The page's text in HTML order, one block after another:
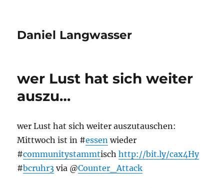
Daniel Langwasser
wer Lust hat sich weiter
auszu…
wer Lust hat sich weiter auszutauschen:
Mittwoch ist in #essen wieder
#communitystammtischhttp://bit.ly/cax4Hy
#bcruhr3 via @Counter_Attack